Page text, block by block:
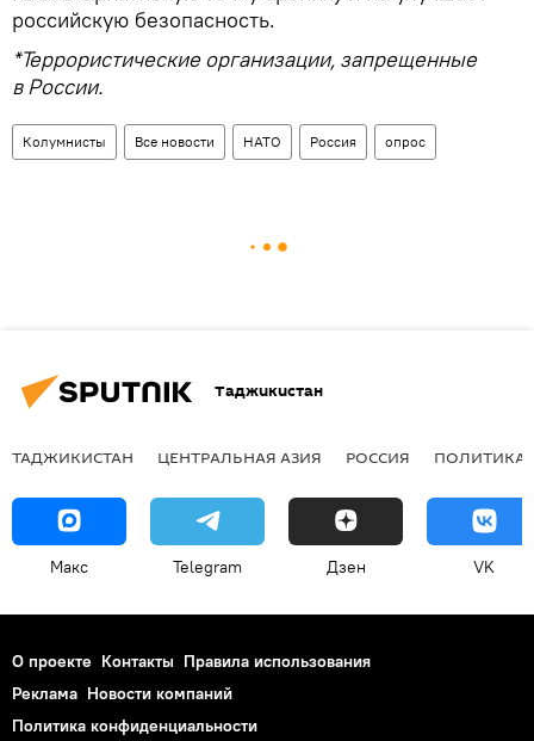
российскую безопасность.
*Террористические организации, запрещенные
в России.
Колумнисты Все новости НАТО Россия опрос
Таджикистан
ТАДЖИКИСТАН ЦЕНТРАЛЬНАЯ АЗИЯ РОССИЯ ПОЛИТИКА
Макс Telegram Дзен VK
О проекте Контакты Правила использования
Реклама Новости компаний
Политика конфиденциальности